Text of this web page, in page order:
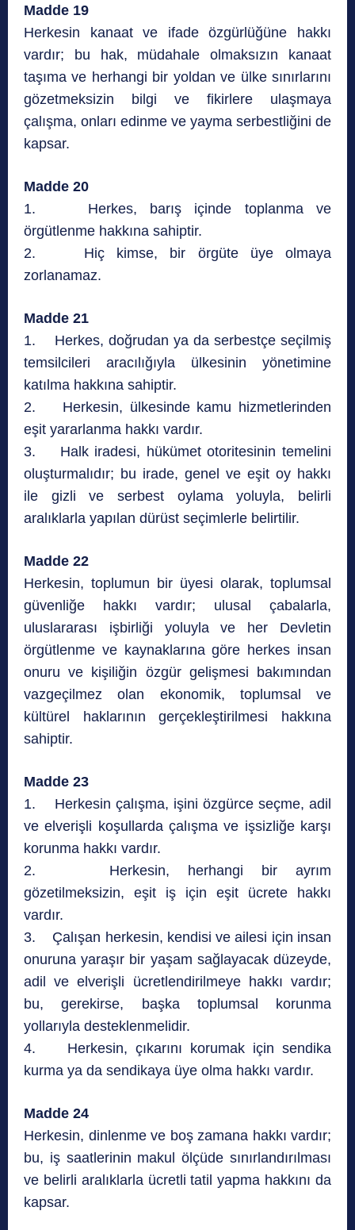
Madde 19
Herkesin kanaat ve ifade özgürlüğüne hakkı
vardır; bu hak, müdahale olmaksızın kanaat
taşıma ve herhangi bir yoldan ve ülke sınırlarını
gözetmeksizin bilgi ve fikirlere ulaşmaya
çalışma, onları edinme ve yayma serbestliğini de
kapsar.
Madde 20
1. Herkes, barış içinde toplanma ve
örgütlenme hakkına sahiptir.
2. Hiç kimse, bir örgüte üye olmaya
zorlanamaz.
Madde 21
1. Herkes, doğrudan ya da serbestçe seçilmiş
temsilcileri aracılığıyla ülkesinin yönetimine
katılma hakkına sahiptir.
2. Herkesin, ülkesinde kamu hizmetlerinden
eşit yararlanma hakkı vardır.
3. Halk iradesi, hükümet otoritesinin temelini
oluşturmalıdır; bu irade, genel ve eşit oy hakkı
ile gizli ve serbest oylama yoluyla, belirli
aralıklarla yapılan dürüst seçimlerle belirtilir.
Madde 22
Herkesin, toplumun bir üyesi olarak, toplumsal
güvenliğe hakkı vardır; ulusal çabalarla,
uluslararası işbirliği yoluyla ve her Devletin
örgütlenme ve kaynaklarına göre herkes insan
onuru ve kişiliğin özgür gelişmesi bakımından
vazgeçilmez olan ekonomik, toplumsal ve
kültürel haklarının gerçekleştirilmesi hakkına
sahiptir.
Madde 23
1. Herkesin çalışma, işini özgürce seçme, adil
ve elverişli koşullarda çalışma ve işsizliğe karşı
korunma hakkı vardır.
2. Herkesin, herhangi bir ayrım
gözetilmeksizin, eşit iş için eşit ücrete hakkı
vardır.
3. Çalışan herkesin, kendisi ve ailesi için insan
onuruna yaraşır bir yaşam sağlayacak düzeyde,
adil ve elverişli ücretlendirilmeye hakkı vardır;
bu, gerekirse, başka toplumsal korunma
yollarıyla desteklenmelidir.
4. Herkesin, çıkarını korumak için sendika
kurma ya da sendikaya üye olma hakkı vardır.
Madde 24
Herkesin, dinlenme ve boş zamana hakkı vardır;
bu, iş saatlerinin makul ölçüde sınırlandırılması
ve belirli aralıklarla ücretli tatil yapma hakkını da
kapsar.